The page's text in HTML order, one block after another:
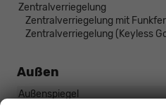
Zentralverriegelung
Zentralverriegelung mit
Zentralverriegelung (Keyless
Außen
Außenspiegel